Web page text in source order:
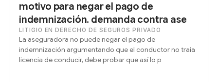
motivo para negar el pago de
indemnización. demanda contra ase
LITIGIO EN DERECHO DE SEGUROS PRIVADO
La aseguradora no puede negar el pago de
indemnización argumentando que el conductor no traía
licencia de conducir, debe probar que así lo p